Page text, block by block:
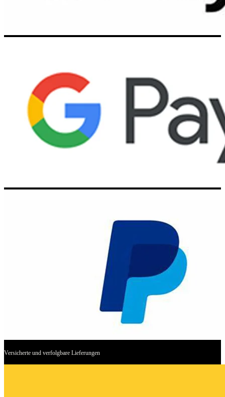
Versicherte und verfolgbare Lieferungen